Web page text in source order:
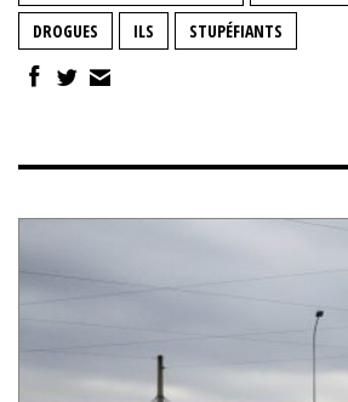
DROGUES
ILS STUPÉFIANTS